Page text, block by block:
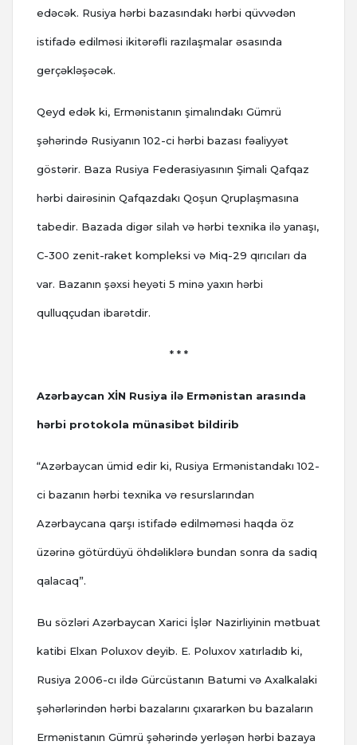
edəcək. Rusiya hərbi bazasındakı hərbi qüvvədən
istifadə edilməsi ikitərəfli razılaşmalar əsasında
gerçəkləşəcək.
Qeyd edək ki, Ermənistanın şimalındakı Gümrü
şəhərində Rusiyanın 102-ci hərbi bazası fəaliyyət
göstərir. Baza Rusiya Federasiyasının Şimali Qafqaz
hərbi dairəsinin Qafqazdakı Qoşun Qruplaşmasına
tabedir. Bazada digər silah və hərbi texnika ilə yanaşı,
C-300 zenit-raket kompleksi və Miq-29 qırıcıları da
var. Bazanın şəxsi heyəti 5 minə yaxın hərbi
qulluqçudan ibarətdir.
* * *
Azərbaycan XİN Rusiya ilə Ermənistan arasında
hərbi protokola münasibət bildirib
“Azərbaycan ümid edir ki, Rusiya Ermənistandakı 102-
ci bazanın hərbi texnika və resurslarından
Azərbaycana qarşı istifadə edilməməsi haqda öz
üzərinə götürdüyü öhdəliklərə bundan sonra da sadiq
qalacaq”.
Bu sözləri Azərbaycan Xarici İşlər Nazirliyinin mətbuat
katibi Elxan Poluxov deyib. E. Poluxov xatırladıb ki,
Rusiya 2006-cı ildə Gürcüstanın Batumi və Axalkalaki
şəhərlərindən hərbi bazalarını çıxararkən bu bazaların
Ermənistanın Gümrü şəhərində yerləşən hərbi bazaya